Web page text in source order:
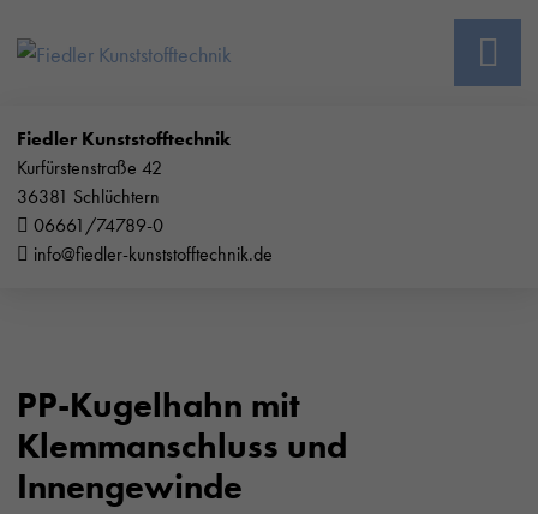
Fiedler Kunststofftechnik
Kurfürstenstraße 42
36381 Schlüchtern
06661/74789-0
info@fiedler-kunststofftechnik.de
PP-Kugelhahn mit
Klemmanschluss und
Innengewinde